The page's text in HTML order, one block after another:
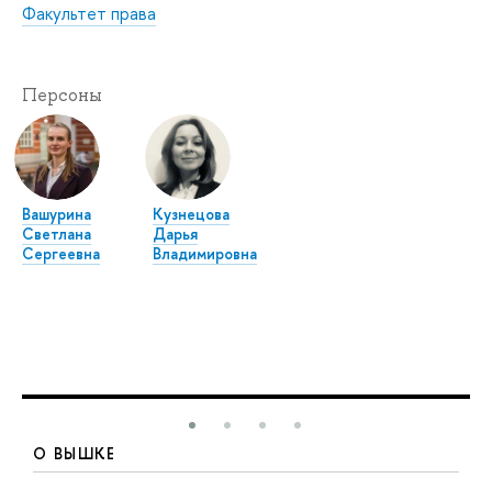
Факультет права
Персоны
Вашурина
Светлана
Сергеевна
Кузнецова
Дарья
Владимировна
О ВЫШКЕ